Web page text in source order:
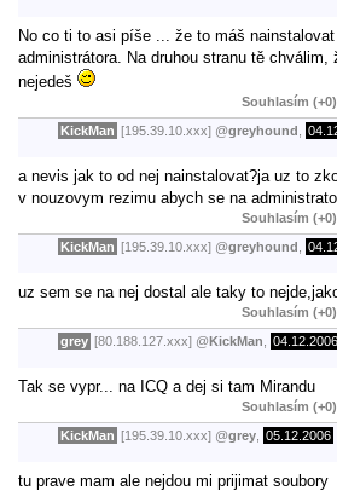
No co ti to asi píše ... že to máš
administrátora. Na druhou stranu tě chválim,
nejedeš
Souhlasím (+0)
KickMan [195.39.10.xxx] @greyhound
a nevis jak to od nej nainstalovat?ja uz to
v nouzovym rezimu abych se na
Souhlasím (+0)
KickMan [195.39.10.xxx] @greyhound
uz sem se na nej dostal ale taky to
Souhlasím (+0)
grey [80.188.127.xxx] @KickMan 04.12.2006
Tak se vypr... na ICQ a dej si tam Mirandu
Souhlasím (+0)
KickMan [195.39.10.xxx] @grey 05.12.2006
tu prave mam ale nejdou mi prijimat soubory